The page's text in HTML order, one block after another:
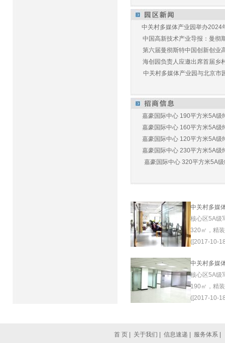
中关村多媒体产业园举办2024
中国高新技术产业导报：曼彻
第六届曼彻斯特中国创新创业
海创园负责人应邀出席首届乡
中关村多媒体产业园与北京市
嘉豪国际中心 190平方米5A级
嘉豪国际中心 160平方米5A级
嘉豪国际中心 120平方米5A级
嘉豪国际中心 230平方米5A级
嘉豪国际中心 320平方米5A
中关村多媒
核心区5A级
320㎡，精
([2017-10-
中关村多媒
核心区5A级
190㎡，精
([2017-10-
首 页 关于我们 信息速递 服务体系